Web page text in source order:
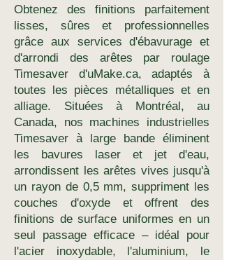
Obtenez des finitions parfaitement
lisses, sûres et professionnelles
grâce aux services d'ébavurage et
d'arrondi des arêtes par roulage
Timesaver d'uMake.ca, adaptés à
toutes les pièces métalliques et en
alliage. Situées à Montréal, au
Canada, nos machines industrielles
Timesaver à large bande éliminent
les bavures laser et jet d'eau,
arrondissent les arêtes vives jusqu'à
un rayon de 0,5 mm, suppriment les
couches d'oxyde et offrent des
finitions de surface uniformes en un
seul passage efficace – idéal pour
l'acier inoxydable, l'aluminium, le